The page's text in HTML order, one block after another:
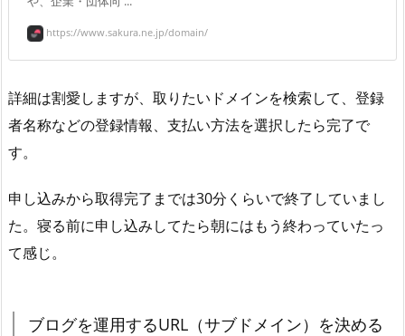
https://www.sakura.ne.jp/domain/
詳細は割愛しますが、取りたいドメインを検索して、登録
者名称などの登録情報、支払い方法を選択したら完了で
す。
申し込みから取得完了までは30分くらいで終了していまし
た。寝る前に申し込みしてたら朝にはもう終わっていたっ
て感じ。
ブログを運用するURL（サブドメイン）を決める